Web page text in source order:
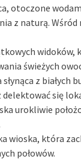
otoczone
z naturą.
świeżych
z białych
delektować się
urokliwie
wioska, która
połowów.